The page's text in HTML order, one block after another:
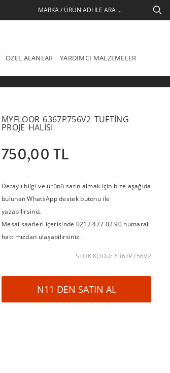
ÖZEL ALANLAR YARDIMCI MALZEMELER
MYFLOOR 6367P756V2 TUFTING
PROJE HALISI
750,00 TL
Detaylı bilgi ve ürünü satın almak için bize aşağıda
bulunan WhatsApp destek butonu ile
yazabilirsiniz.
Mesai saatleri içerisinde 0212 477 02 90 numaralı
hattımızdan ulaşabilirsiniz.
STOK KODU: 6367P756V2
N11 DEN SATIN AL